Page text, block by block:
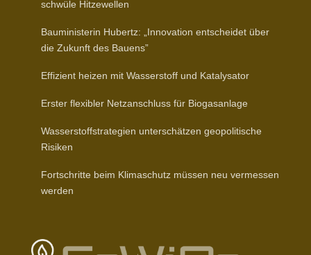
schwüle Hitzewellen
Baumi­nis­terin Hubertz: „Inno­vation entscheidet über
die Zukunft des Bauens”
Effizient heizen mit Wasser­stoff und Katalysator
Erster flexibler Netz­an­schluss für Biogasanlage
Wasser­stoff­stra­tegien unter­schätzen geopo­li­tische
Risiken
Fort­schritte beim Klima­schutz müssen neu vermessen
werden